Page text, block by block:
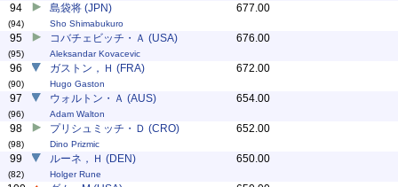
94
(94)
島袋将 (JPN)
Sho Shimabukuro
677.00
95
(95)
コバチェビッチ・Ａ (USA)
Aleksandar Kovacevic
676.00
96
(90)
ガストン，Ｈ (FRA)
Hugo Gaston
672.00
97
(96)
ウォルトン・Ａ (AUS)
Adam Walton
654.00
98
(98)
プリシュミッチ・Ｄ (CRO)
Dino Prizmic
652.00
99
(82)
ルーネ，Ｈ (DEN)
Holger Rune
650.00